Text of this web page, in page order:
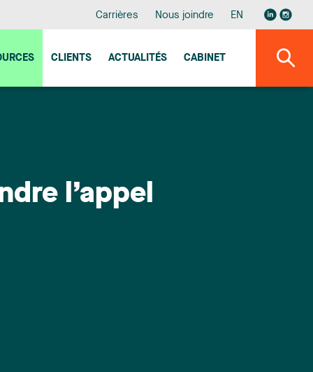
Carrières Nous joindre EN
CLIENTS ACTUALITÉS CABINET
l’appel